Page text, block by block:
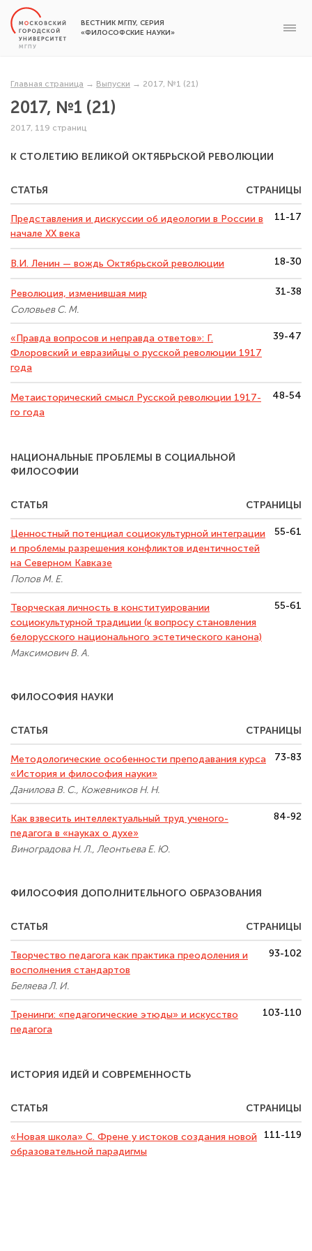
ВЕСТНИК МГПУ, СЕРИЯ
«ФИЛОСОФСКИЕ НАУКИ»
Главная страница → Выпуски → 2017, №1 (21)
2017, №1 (21)
2017, 119 страниц
К СТОЛЕТИЮ ВЕЛИКОЙ ОКТЯБРЬСКОЙ РЕВОЛЮЦИИ
СТАТЬЯ СТРАНИЦЫ
Представления и дискуссии об идеологии в России в
начале XX века
11-17
В.И. Ленин — вождь Октябрьской революции 18-30
Революция, изменившая мир
Соловьев С. М.
31-38
«Правда вопросов и неправда ответов»: Г.
Флоровский и евразийцы о русской революции 1917
года
39-47
Метаисторический смысл Русской революции 1917-
го года
48-54
НАЦИОНАЛЬНЫЕ ПРОБЛЕМЫ В СОЦИАЛЬНОЙ
ФИЛОСОФИИ
СТАТЬЯ СТРАНИЦЫ
Ценностный потенциал социокультурной интеграции
и проблемы разрешения конфликтов идентичностей
на Северном Кавказе
Попов М. Е.
55-61
Творческая личность в конституировании
социокультурной традиции (к вопросу становления
белорусского национального эстетического канона)
Максимович В. А.
55-61
ФИЛОСОФИЯ НАУКИ
СТАТЬЯ СТРАНИЦЫ
Методологические особенности преподавания курса
«История и философия науки»
Данилова В. С., Кожевников Н. Н.
73-83
Как взвесить интеллектуальный труд ученого-
педагога в «науках о духе»
Виноградова Н. Л., Леонтьева Е. Ю.
84-92
ФИЛОСОФИЯ ДОПОЛНИТЕЛЬНОГО ОБРАЗОВАНИЯ
СТАТЬЯ СТРАНИЦЫ
Творчество педагога как практика преодоления и
восполнения стандартов
Беляева Л. И.
93-102
Тренинги: «педагогические этюды» и искусство
педагога
103-110
ИСТОРИЯ ИДЕЙ И СОВРЕМЕННОСТЬ
СТАТЬЯ СТРАНИЦЫ
«Новая школа» С. Френе у истоков создания новой
образовательной парадигмы
111-119